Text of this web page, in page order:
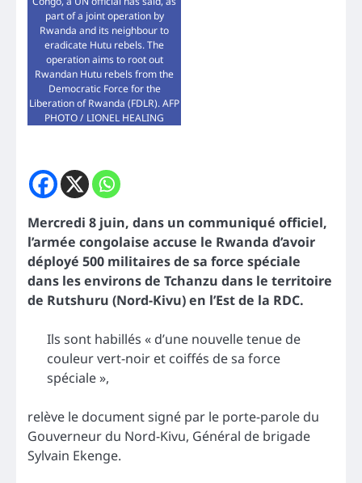
part of a joint operation by
Rwanda and its neighbour to
eradicate Hutu rebels. The
operation aims to root out
Rwandan Hutu rebels from the
Democratic Force for the
Liberation of Rwanda (FDLR). AFP
PHOTO / LIONEL HEALING
Mercredi 8 juin, dans un communiqué officiel,
l’armée congolaise accuse le Rwanda d’avoir
déployé 500 militaires de sa force spéciale
dans les environs de Tchanzu dans le territoire
de Rutshuru (Nord-Kivu) en l’Est de la RDC.
Ils sont habillés « d’une nouvelle tenue de
couleur vert-noir et coiffés de sa force
spéciale »,
relève le document signé par le porte-parole du
Gouverneur du Nord-Kivu, Général de brigade
Sylvain Ekenge.